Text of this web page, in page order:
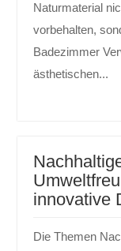
Naturmaterial
vorbehalten,
Badezimmer
ästhetischen...
innovative
Die Themen